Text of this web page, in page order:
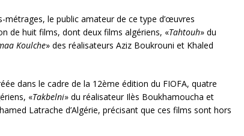
le public amateur de ce type d’œuvres
de huit films, dont deux films algériens, «Tahtouh» du
Koulche» des réalisateurs Aziz Boukrouni et Khaled
dans le cadre de la 12ème édition du FIOFA, quatre
«Takbelni» du réalisateur Ilès Boukhamoucha et
Latrache d’Algérie, précisant que ces films sont hors